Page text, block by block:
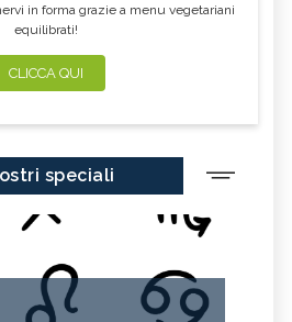
in forma grazie a menu vegetariani
equilibrati!
CLICCA QUI
speciali